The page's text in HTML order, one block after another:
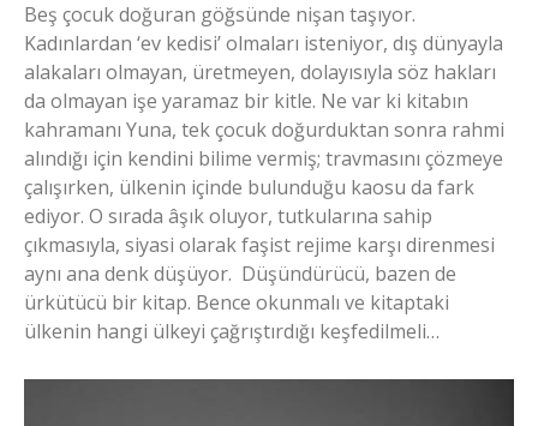
Beş çocuk doğuran göğsünde nişan taşıyor.
Kadınlardan ‘ev kedisi’ olmaları isteniyor, dış dünyayla
alakaları olmayan, üretmeyen, dolayısıyla söz hakları
da olmayan işe yaramaz bir kitle. Ne var ki kitabın
kahramanı Yuna, tek çocuk doğurduktan sonra rahmi
alındığı için kendini bilime vermiş; travmasını çözmeye
çalışırken, ülkenin içinde bulunduğu kaosu da fark
ediyor. O sırada âşık oluyor, tutkularına sahip
çıkmasıyla, siyasi olarak faşist rejime karşı direnmesi
aynı ana denk düşüyor. Düşündürücü, bazen de
ürkütücü bir kitap. Bence okunmalı ve kitaptaki
ülkenin hangi ülkeyi çağrıştırdığı keşfedilmeli…